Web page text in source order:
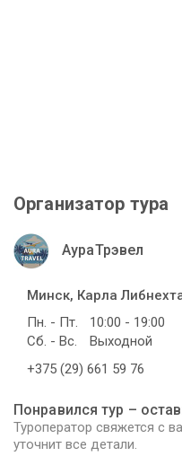
Организатор тура
АураТрэвел
Минск, Карла
Пн. - Пт.
10:00 - 19:00
Сб. - Вс.
Выходной
+375 (29) 661 59 76
Понравился тур –
Туроператор свяжется с
уточнит все детали.